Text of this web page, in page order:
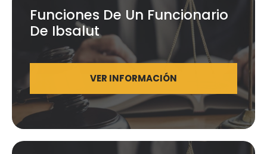
Funciones De Un Funcionario
De Ibsalut
VER INFORMACIÓN